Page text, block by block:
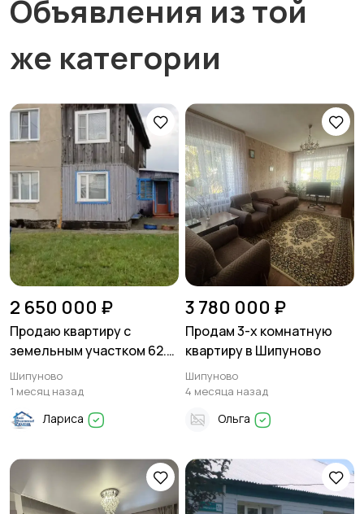
Объявления из той
же категории
2 650 000 ₽
Продаю квартиру с
земельным участком 62.8
м2, 3 комнаты и кухня 10.4
м2 в Шипуново
Шипуново
1 месяц назад
Лариса
3 780 000 ₽
Продам 3-х комнатную
квартиру в Шипуново
Шипуново
4 месяца назад
Ольга